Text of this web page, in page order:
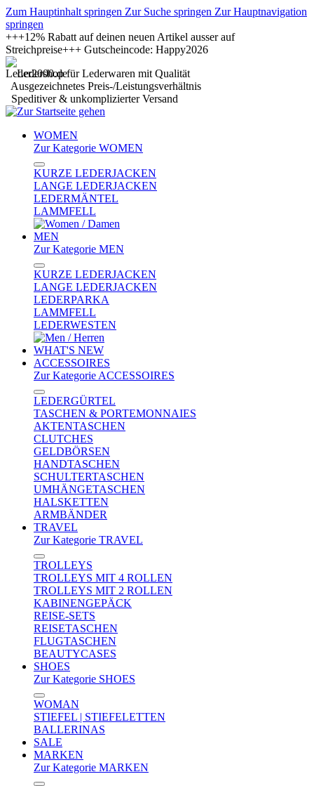
Zum Hauptinhalt springen Zur Suche springen Zur Hauptnavigation
springen
+++12% Rabatt auf deinen neuen Artikel ausser auf
Streichpreise+++ Gutscheincode: Happy2026
Ledershop für Lederwaren mit Qualität
Ausgezeichnetes Preis-/Leistungsverhältnis
Speditiver & unkomplizierter Versand
WOMEN
Zur Kategorie WOMEN
KURZE LEDERJACKEN
LANGE LEDERJACKEN
LEDERMÄNTEL
LAMMFELL
MEN
Zur Kategorie MEN
KURZE LEDERJACKEN
LANGE LEDERJACKEN
LEDERPARKA
LAMMFELL
LEDERWESTEN
WHAT'S NEW
ACCESSOIRES
Zur Kategorie ACCESSOIRES
LEDERGÜRTEL
TASCHEN & PORTEMONNAIES
AKTENTASCHEN
CLUTCHES
GELDBÖRSEN
HANDTASCHEN
SCHULTERTASCHEN
UMHÄNGETASCHEN
HALSKETTEN
ARMBÄNDER
TRAVEL
Zur Kategorie TRAVEL
TROLLEYS
TROLLEYS MIT 4 ROLLEN
TROLLEYS MIT 2 ROLLEN
KABINENGEPÄCK
REISE-SETS
REISETASCHEN
FLUGTASCHEN
BEAUTYCASES
SHOES
Zur Kategorie SHOES
WOMAN
STIEFEL | STIEFELETTEN
BALLERINAS
SALE
MARKEN
Zur Kategorie MARKEN